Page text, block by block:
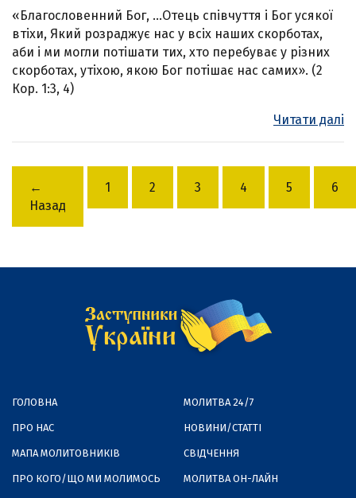
«Благословенний Бог, …Отець співчуття і Бог усякої
втіхи, Який розраджує нас у всіх наших скорботах,
аби і ми могли потішати тих, хто перебуває у різних
скорботах, утіхою, якою Бог потішає нас самих». (2
Кор. 1:3, 4)
Читати далі
←
Назад
1 2 3 4 5 6
ГОЛОВНА
ПРО НАС
МАПА МОЛИТОВНИКІВ
ПРО КОГО/ЩО МИ МОЛИМОСЬ
МОЛИТВА 24/7
НОВИНИ/СТАТТІ
СВІДЧЕННЯ
МОЛИТВА ОН-ЛАЙН